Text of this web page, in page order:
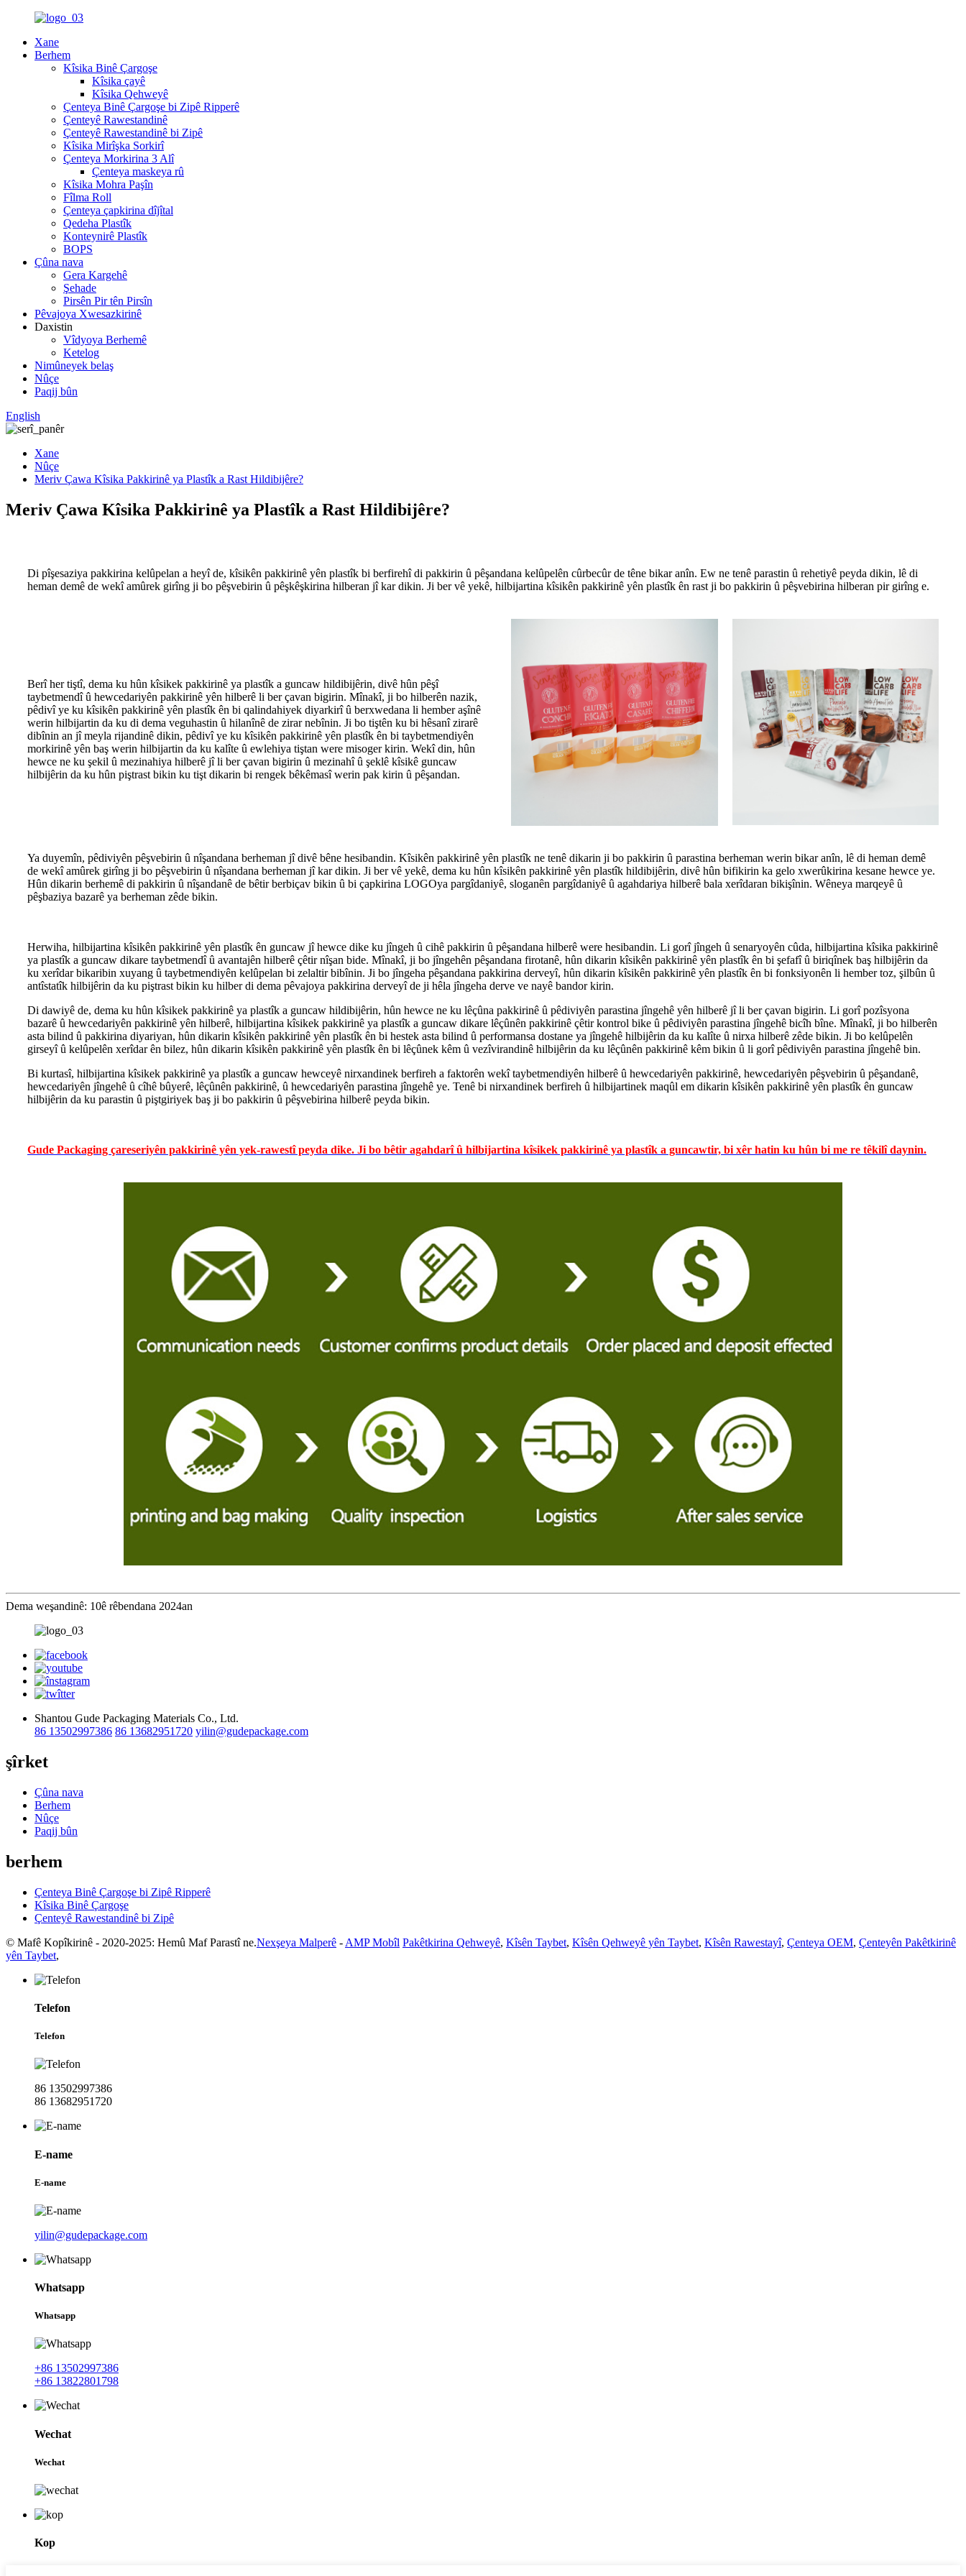
Xane
Berhem
Kîsika Binê Çargoşe
Kîsika çayê
Kîsika Qehweyê
Çenteya Binê Çargoşe bi Zipê Ripperê
Çenteyê Rawestandinê
Çenteyê Rawestandinê bi Zipê
Kîsika Mirîşka Sorkirî
Çenteya Morkirina 3 Alî
Çenteya maskeya rû
Kîsika Mohra Paşîn
Fîlma Roll
Çenteya çapkirina dîjîtal
Qedeha Plastîk
Konteynirê Plastîk
BOPS
Çûna nava
Gera Kargehê
Şehade
Pirsên Pir tên Pirsîn
Pêvajoya Xwesazkirinê
Daxistin
Vîdyoya Berhemê
Ketelog
Nimûneyek belaş
Nûçe
Paqij bûn
English
Xane
Nûçe
Meriv Çawa Kîsika Pakkirinê ya Plastîk a Rast Hildibijêre?
Meriv Çawa Kîsika Pakkirinê ya Plastîk a Rast Hildibijêre?
Di pîşesaziya pakkirina kelûpelan a heyî de, kîsikên pakkirinê yên plastîk bi berfirehî di pakkirin û pêşandana kelûpelên cûrbecûr de têne bikar anîn. Ew ne tenê parastin û rehetiyê peyda dikin, lê di
heman demê de wekî amûrek girîng ji bo pêşvebirin û pêşkêşkirina hilberan jî kar dikin. Ji ber vê yekê, hilbijartina kîsikên pakkirinê yên plastîk ên rast ji bo pakkirin û pêşvebirina hilberan pir girîng e.
Berî her tiştî, dema ku hûn kîsikek pakkirinê ya plastîk a guncaw hildibijêrin, divê hûn pêşî
taybetmendî û hewcedariyên pakkirinê yên hilberê li ber çavan bigirin. Mînakî, ji bo hilberên nazik,
pêdivî ye ku kîsikên pakkirinê yên plastîk ên bi qalindahiyek diyarkirî û berxwedana li hember aşînê
werin hilbijartin da ku di dema veguhastin û hilanînê de zirar nebînin. Ji bo tiştên ku bi hêsanî zirarê
dibînin an jî meyla rijandinê dikin, pêdivî ye ku kîsikên pakkirinê yên plastîk ên bi taybetmendiyên
morkirinê yên baş werin hilbijartin da ku kalîte û ewlehiya tiştan were misoger kirin. Wekî din, hûn
hewce ne ku şekil û mezinahiya hilberê jî li ber çavan bigirin û mezinahî û şeklê kîsikê guncaw
hilbijêrin da ku hûn piştrast bikin ku tişt dikarin bi rengek bêkêmasî werin pak kirin û pêşandan.
Ya duyemîn, pêdiviyên pêşvebirin û nîşandana berheman jî divê bêne hesibandin. Kîsikên pakkirinê yên plastîk ne tenê dikarin ji bo pakkirin û parastina berheman werin bikar anîn, lê di heman demê
de wekî amûrek girîng ji bo pêşvebirin û nîşandana berheman jî kar dikin. Ji ber vê yekê, dema ku hûn kîsikên pakkirinê yên plastîk hildibijêrin, divê hûn bifikirin ka gelo xwerûkirina kesane hewce ye.
Hûn dikarin berhemê di pakkirin û nîşandanê de bêtir berbiçav bikin û bi çapkirina LOGOya pargîdaniyê, sloganên pargîdaniyê û agahdariya hilberê bala xerîdaran bikişînin. Wêneya marqeyê û
pêşbaziya bazarê ya berheman zêde bikin.
Herwiha, hilbijartina kîsikên pakkirinê yên plastîk ên guncaw jî hewce dike ku jîngeh û cihê pakkirin û pêşandana hilberê were hesibandin. Li gorî jîngeh û senaryoyên cûda, hilbijartina kîsika pakkirinê
ya plastîk a guncaw dikare taybetmendî û avantajên hilberê çêtir nîşan bide. Mînakî, ji bo jîngehên pêşandana firotanê, hûn dikarin kîsikên pakkirinê yên plastîk ên bi şefafî û biriqînek baş hilbijêrin da
ku xerîdar bikaribin xuyang û taybetmendiyên kelûpelan bi zelaltir bibînin. Ji bo jîngeha pêşandana pakkirina derveyî, hûn dikarin kîsikên pakkirinê yên plastîk ên bi fonksiyonên li hember toz, şilbûn û
antîstatîk hilbijêrin da ku piştrast bikin ku hilber di dema pêvajoya pakkirina derveyî de ji hêla jîngeha derve ve nayê bandor kirin.
Di dawiyê de, dema ku hûn kîsikek pakkirinê ya plastîk a guncaw hildibijêrin, hûn hewce ne ku lêçûna pakkirinê û pêdiviyên parastina jîngehê yên hilberê jî li ber çavan bigirin. Li gorî pozîsyona
bazarê û hewcedariyên pakkirinê yên hilberê, hilbijartina kîsikek pakkirinê ya plastîk a guncaw dikare lêçûnên pakkirinê çêtir kontrol bike û pêdiviyên parastina jîngehê bicîh bîne. Mînakî, ji bo hilberên
asta bilind û pakkirina diyariyan, hûn dikarin kîsikên pakkirinê yên plastîk ên bi hestek asta bilind û performansa dostane ya jîngehê hilbijêrin da ku kalîte û nirxa hilberê zêde bikin. Ji bo kelûpelên
girseyî û kelûpelên xerîdar ên bilez, hûn dikarin kîsikên pakkirinê yên plastîk ên bi lêçûnek kêm û vezîvirandinê hilbijêrin da ku lêçûnên pakkirinê kêm bikin û li gorî pêdiviyên parastina jîngehê bin.
Bi kurtasî, hilbijartina kîsikek pakkirinê ya plastîk a guncaw hewceyê nirxandinek berfireh a faktorên wekî taybetmendiyên hilberê û hewcedariyên pakkirinê, hewcedariyên pêşvebirin û pêşandanê,
hewcedariyên jîngehê û cîhê bûyerê, lêçûnên pakkirinê, û hewcedariyên parastina jîngehê ye. Tenê bi nirxandinek berfireh û hilbijartinek maqûl em dikarin kîsikên pakkirinê yên plastîk ên guncaw
hilbijêrin da ku parastin û piştgiriyek baş ji bo pakkirin û pêşvebirina hilberê peyda bikin.
Gude Packaging çareseriyên pakkirinê yên yek-rawestî peyda dike. Ji bo bêtir agahdarî û hilbijartina kîsikek pakkirinê ya plastîk a guncawtir, bi xêr hatin ku hûn bi me re têkilî daynin.
Dema weşandinê: 10ê rêbendana 2024an
Shantou Gude Packaging Materials Co., Ltd.
86 13502997386 86 13682951720 yilin@gudepackage.com
şîrket
Çûna nava
Berhem
Nûçe
Paqij bûn
berhem
Çenteya Binê Çargoşe bi Zipê Ripperê
Kîsika Binê Çargoşe
Çenteyê Rawestandinê bi Zipê
© Mafê Kopîkirinê - 2020-2025: Hemû Maf Parastî ne.Nexşeya Malperê - AMP Mobîl Pakêtkirina Qehweyê, Kîsên Taybet, Kîsên Qehweyê yên Taybet, Kîsên Rawestayî, Çenteya OEM, Çenteyên Pakêtkirinê
yên Taybet,
Telefon
Telefon
86 13502997386
86 13682951720
E-name
E-name
yilin@gudepackage.com
Whatsapp
Whatsapp
+86 13502997386
+86 13822801798
Wechat
Wechat
Kop